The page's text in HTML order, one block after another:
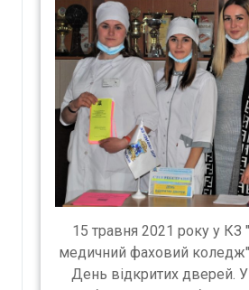
15 травня 2021 року у КЗ
медичний фаховий
День відкритих дверей. У